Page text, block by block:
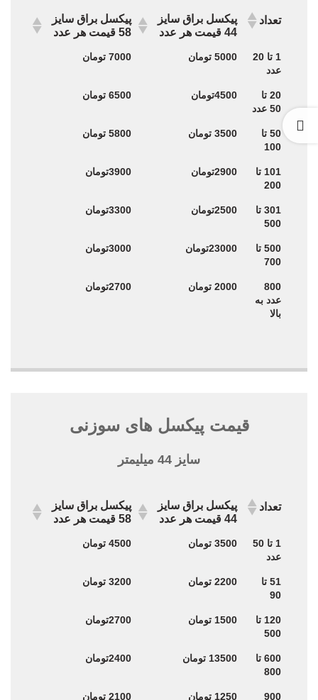
تعداد
پیکسل براق سایز
44 قیمت هر عدد
پیکسل براق سایز
58 قیمت هر عدد
تعداد
پیکسل براق سایز
پیکسل براق سایز
1 تا 20
عدد
5000 تومان 7000 تومان
20 تا
50 عدد
4500تومان 6500 تومان
50 تا
100
3500 تومان 5800 تومان
101 تا
200
2900تومان 3900تومان
301 تا
500
2500تومان 3300تومان
500 تا
700
23000تومان 3000تومان
800
عدد به
بالا
2000 تومان 2700تومان
قیمت پیکسل های سوزنی
سایز 44 میلیمتر
تعداد
پیکسل براق سایز
44 قیمت هر عدد
پیکسل براق سایز
58 قیمت هر عدد
تعداد
پیکسل براق سایز
پیکسل براق سایز
1 تا 50
عدد
3500 تومان 4500 تومان
51 تا
90
2200 تومان 3200 تومان
120 تا
500
1500 تومان 2700تومان
600 تا
800
13500 تومان 2400تومان
900 1250 تومان 2100 تومان